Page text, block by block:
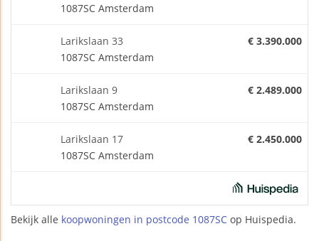
1087SC Amsterdam
Larikslaan 33
1087SC Amsterdam
€ 3.390.000
Larikslaan 9
1087SC Amsterdam
€ 2.489.000
Larikslaan 17
1087SC Amsterdam
€ 2.450.000
Bekijk alle koopwoningen in postcode 1087SC op Huispedia.